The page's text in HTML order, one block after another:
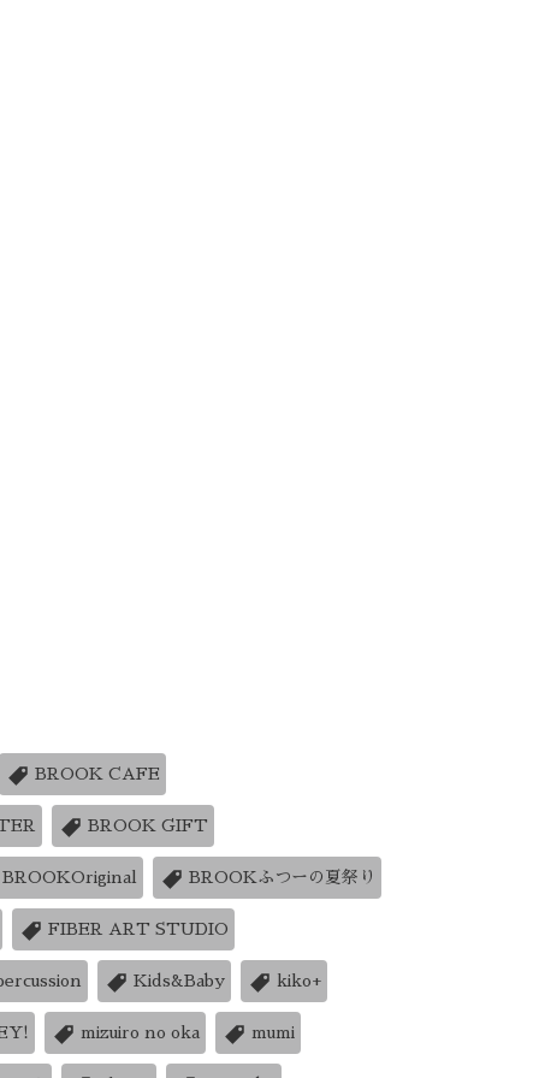
BROOK CAFE
BROOK GIFT
BROOKOriginal BROOKふつーの夏祭り
FIBER ART STUDIO
Kids&Baby kiko+
mizuiro no oka mumi